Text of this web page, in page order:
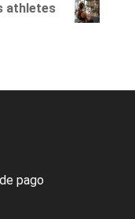
athletes
pago